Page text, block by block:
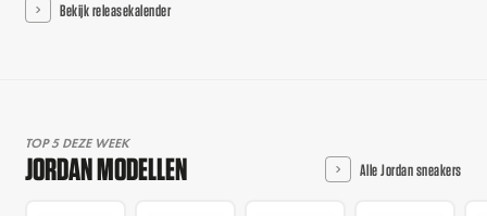
Bekijk releasekalender
TOP 5 DEZE WEEK
JORDAN MODELLEN Alle Jordan sneakers